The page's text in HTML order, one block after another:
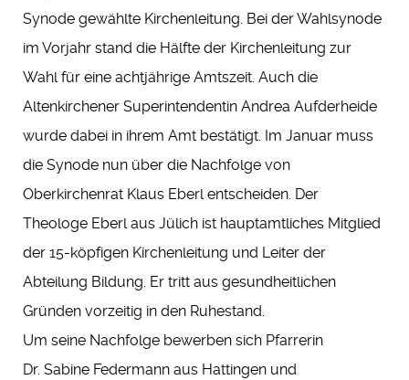
Synode gewählte Kirchenleitung. Bei der Wahlsynode
im Vorjahr stand die Hälfte der Kirchenleitung zur
Wahl für eine achtjährige Amtszeit. Auch die
Altenkirchener Superintendentin Andrea Aufderheide
wurde dabei in ihrem Amt bestätigt. Im Januar muss
die Synode nun über die Nachfolge von
Oberkirchenrat Klaus Eberl entscheiden. Der
Theologe Eberl aus Jülich ist hauptamtliches Mitglied
der 15-köpfigen Kirchenleitung und Leiter der
Abteilung Bildung. Er tritt aus gesundheitlichen
Gründen vorzeitig in den Ruhestand.
Um seine Nachfolge bewerben sich Pfarrerin
Dr. Sabine Federmann aus Hattingen und